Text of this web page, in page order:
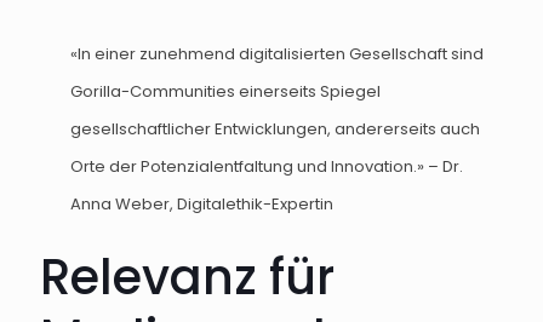
«In einer zunehmend digitalisierten Gesellschaft sind
Gorilla-Communities einerseits Spiegel
gesellschaftlicher Entwicklungen, andererseits auch
Orte der Potenzialentfaltung und Innovation.» – Dr.
Anna Weber, Digitalethik-Expertin
Relevanz für